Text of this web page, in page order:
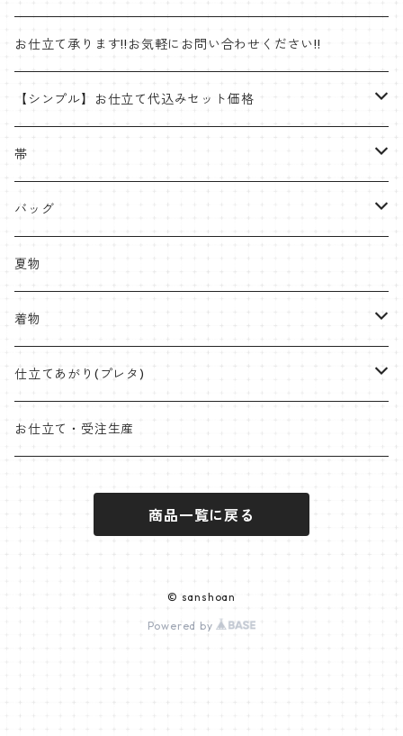
帯
ゴブラン織名古屋帯
半巾帯
着物
羽織
お仕立て承ります!!お気軽にお問い合わせください!!
【シンプル】お仕立て代込みセット価格
着物
片貝木綿
紬
帯
八寸名古屋
九寸名古屋
帯
名古屋帯・京袋帯
ミンサー
首里織
半幅帯
博多織
ミンサー
桐生織 ※ポリエステル含む
角帯
オリジナル角帯
兵児帯(仕立て上がり)
袋帯
バッグ
受注生産やOEMも承ります
ラタンハンドル
ワイドサイズ
クラッチバッグ
夏物
着物
片貝木綿
小千谷縮
仕立てあがり(プレタ)
帯
お仕立て・受注生産
商品一覧に戻る
© sanshoan
Powered by